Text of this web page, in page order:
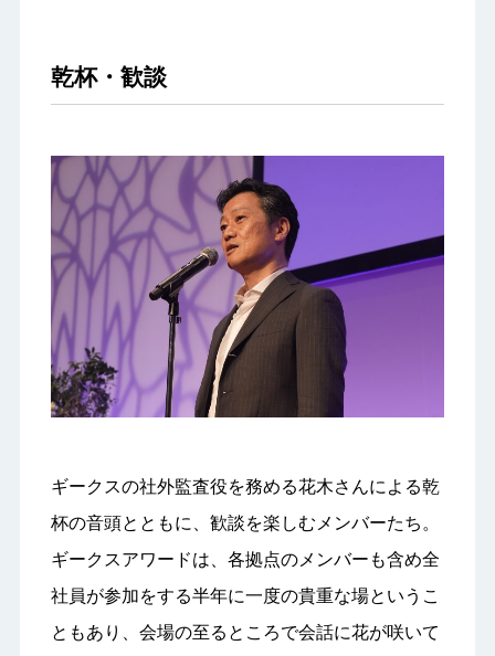
乾杯・歓談
ギークスの社外監査役を務める花木さんによる乾
杯の音頭とともに、歓談を楽しむメンバーたち。
ギークスアワードは、各拠点のメンバーも含め全
社員が参加をする半年に一度の貴重な場というこ
ともあり、会場の至るところで会話に花が咲いて